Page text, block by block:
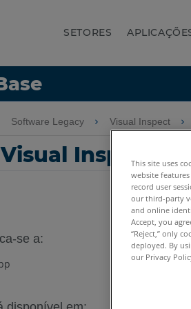
SETORES
global
Software Legacy Visual Inspect
InspectThis site uses
website
record user
our third-party
and online
Accept, you
“Reject,” only
deployed. By
our Privacy